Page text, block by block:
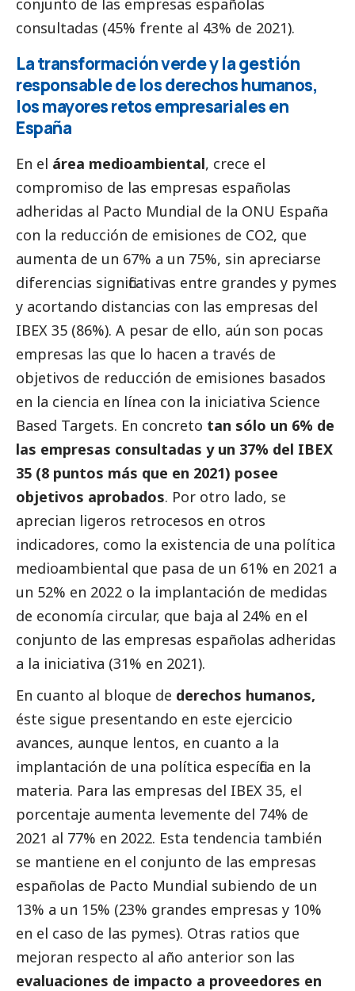
conjunto de las empresas españolas
consultadas (45% frente al 43% de 2021).
La transformación verde y la gestión
responsable de los derechos humanos,
los mayores retos empresariales en
España
En el área medioambiental, crece el
compromiso de las empresas españolas
adheridas al Pacto Mundial de la ONU España
con la reducción de emisiones de CO2, que
aumenta de un 67% a un 75%, sin apreciarse
diferencias significativas entre grandes y pymes
y acortando distancias con las empresas del
IBEX 35 (86%). A pesar de ello, aún son pocas
empresas las que lo hacen a través de
objetivos de reducción de emisiones basados
en la ciencia en línea con la iniciativa Science
Based Targets. En concreto tan sólo un 6% de
las empresas consultadas y un 37% del IBEX
35 (8 puntos más que en 2021) posee
objetivos aprobados. Por otro lado, se
aprecian ligeros retrocesos en otros
indicadores, como la existencia de una política
medioambiental que pasa de un 61% en 2021 a
un 52% en 2022 o la implantación de medidas
de economía circular, que baja al 24% en el
conjunto de las empresas españolas adheridas
a la iniciativa (31% en 2021).
En cuanto al bloque de derechos humanos,
éste sigue presentando en este ejercicio
avances, aunque lentos, en cuanto a la
implantación de una política específica en la
materia. Para las empresas del IBEX 35, el
porcentaje aumenta levemente del 74% de
2021 al 77% en 2022. Esta tendencia también
se mantiene en el conjunto de las empresas
españolas de Pacto Mundial subiendo de un
13% a un 15% (23% grandes empresas y 10%
en el caso de las pymes). Otras ratios que
mejoran respecto al año anterior son las
evaluaciones de impacto a proveedores en